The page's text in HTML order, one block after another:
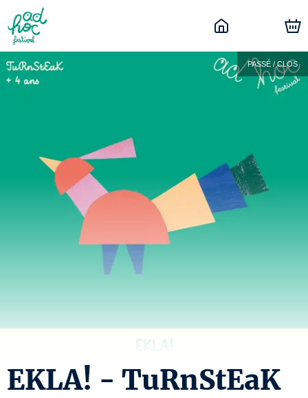
PASSÉ / CLOS
EKLA! - TuRnStEaK